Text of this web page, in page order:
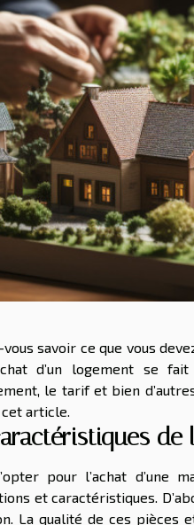
savoir ce que vous
d’un logement se
le tarif et bien
article.
de
pour l’achat
et caractéristiques.
La qualité de ces pièces